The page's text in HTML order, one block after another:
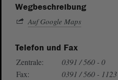
Wegbeschreibung
Auf Google Maps
Telefon und Fax
Zentrale:
0391 / 560 - 0
Fax:
0391 / 560 - 1123